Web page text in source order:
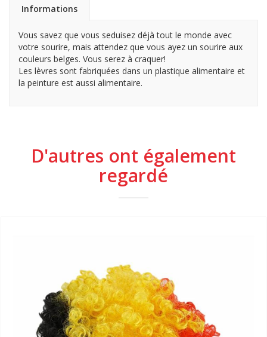
Informations
Vous savez que vous seduisez déjà tout le monde avec
votre sourire, mais attendez que vous ayez un sourire aux
couleurs belges. Vous serez à craquer!
Les lèvres sont fabriquées dans un plastique alimentaire et
la peinture est aussi alimentaire.
D'autres ont également
regardé